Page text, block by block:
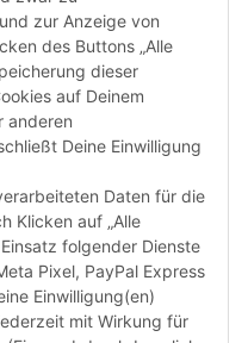
zur Anzeige von
des Buttons „Alle
dieser
auf Deinem
anderen
Deine Einwilligung
Daten für die
Klicken auf „Alle
folgender Dienste
Pixel, PayPal Express
Einwilligung(en)
mit Wirkung für
Uhr
Du uns ausschließlich zu
telefonisch